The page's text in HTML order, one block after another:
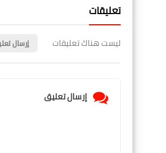
تعليقات
ليست هناك تعليقات إرسال
إرسال تعليق